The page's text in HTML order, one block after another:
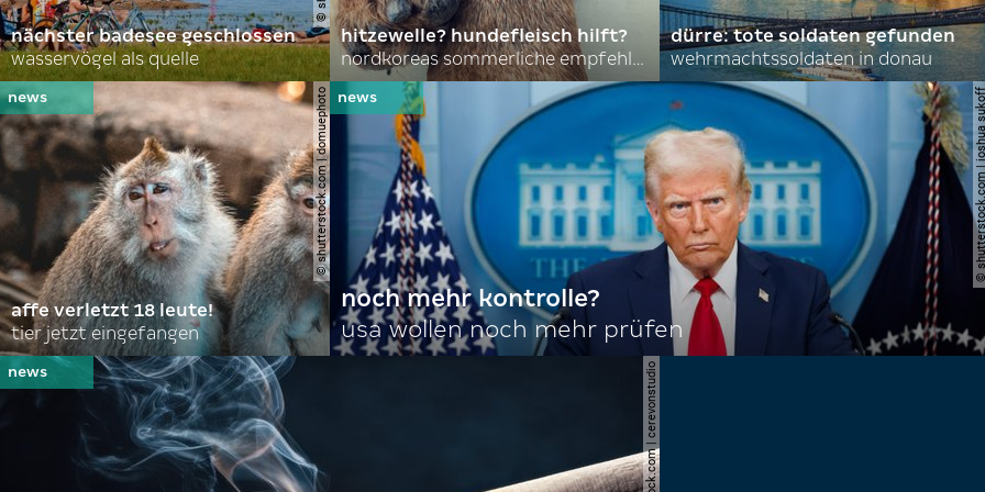
nächster badesee geschlossen
wasservögel als quelle
hitzewelle? hundefleisch hilft?
nordkoreas sommerliche empfehlungen
dürre: tote soldaten gefunden
wehrmachtssoldaten in donau
© shutterstock.com | domuephoto
affe verletzt 18 leute!
tier jetzt eingefangen
©
noch mehr kontrolle?
usa wollen noch mehr prüfen